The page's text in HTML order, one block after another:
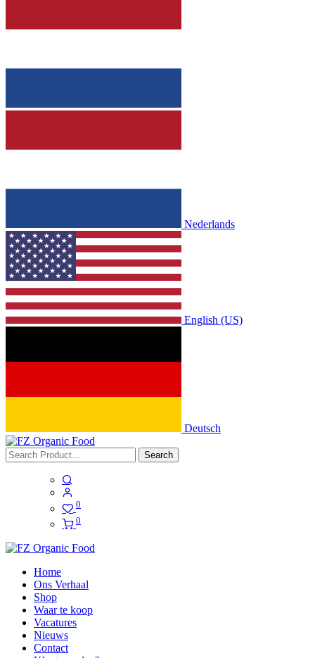
Nederlands
English (US)
Deutsch
Search
0
0
Home
Ons Verhaal
Shop
Waar te koop
Vacatures
Nieuws
Contact